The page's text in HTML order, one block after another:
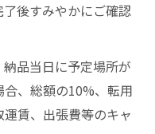
後すみやかにご確認
品当日に予定場所が
、総額の10%、転用
賃、出張費等のキャ